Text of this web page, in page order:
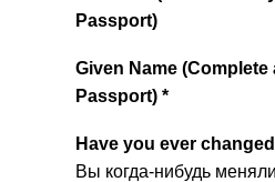
Passport)
Given Name (Complete
Passport) *
Have you ever
Вы когда-нибудь